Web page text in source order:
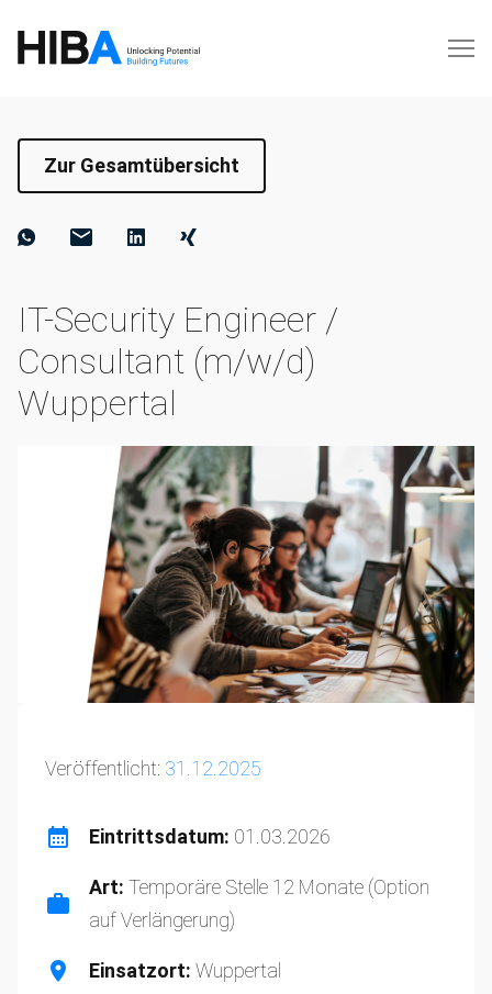
Zur Gesamtübersicht
IT-Security Engineer /
Consultant (m/w/d)
Wuppertal
Veröffentlicht: 31.12.2025
Eintrittsdatum: 01.03.2026
Art: Temporäre Stelle 12 Monate (Option
auf Verlängerung)
Einsatzort: Wuppertal